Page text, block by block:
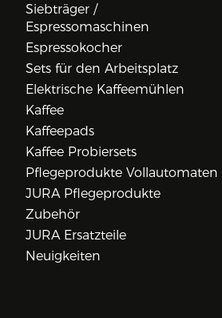
Siebträger /
Espressomaschinen
Espressokocher
Sets für den Arbeitsplatz
Elektrische Kaffeemühlen
Kaffee
Kaffeepads
Kaffee Probiersets
Pflegeprodukte Vollautomaten
JURA Pflegeprodukte
Zubehör
JURA Ersatzteile
Neuigkeiten